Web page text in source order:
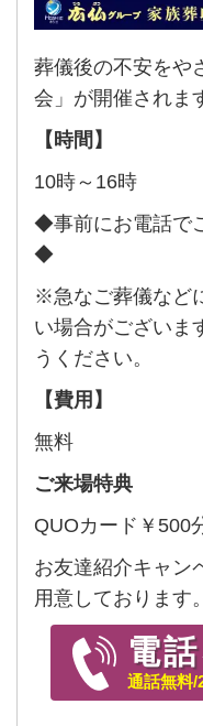
葬儀後の不安をや
会」が開催されま
【時間】
10時～16時
◆事前にお電話で
◆
※急なご葬儀など
い場合がございま
うください。
【費用】
無料
ご来場特典
QUOカード￥500
お友達紹介キャン
用意しております。
電話
通話無料/